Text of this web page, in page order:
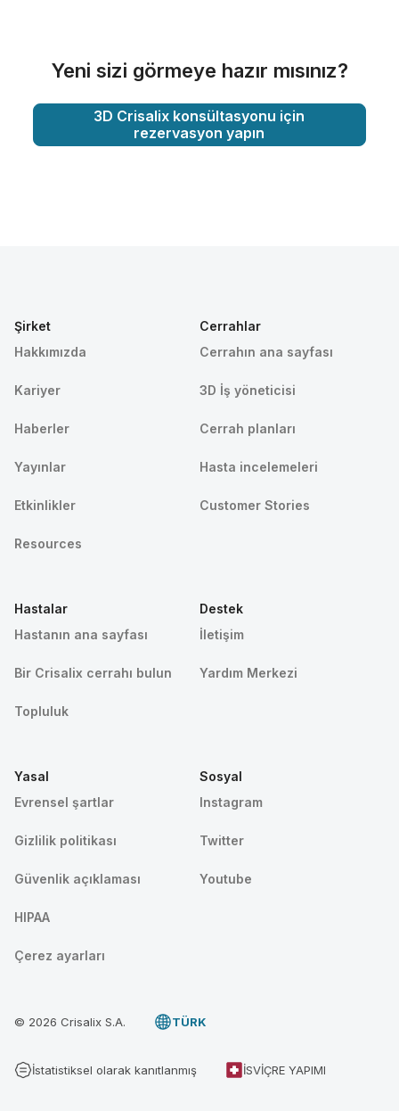
Yeni sizi görmeye hazır mısınız?
3D Crisalix konsültasyonu için
rezervasyon yapın
Şirket
Hakkımızda
Kariyer
Haberler
Yayınlar
Etkinlikler
Resources
Cerrahlar
Cerrahın ana sayfası
3D İş yöneticisi
Cerrah planları
Hasta incelemeleri
Customer Stories
Hastalar
Hastanın ana sayfası
Bir Crisalix cerrahı bulun
Topluluk
Destek
İletişim
Yardım Merkezi
Yasal
Evrensel şartlar
Gizlilik politikası
Güvenlik açıklaması
HIPAA
Çerez ayarları
Sosyal
Instagram
Twitter
Youtube
© 2026 Crisalix S.A. TÜRK
İstatistiksel olarak kanıtlanmış İSVIÇRE YAPIMI